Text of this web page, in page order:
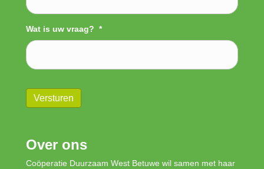
Wat is uw vraag? *
Versturen
Over ons
Coöperatie Duurzaam West Betuwe wil samen met haar